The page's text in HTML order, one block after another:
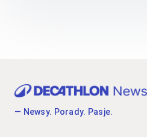
— Newsy. Porady. Pasje.